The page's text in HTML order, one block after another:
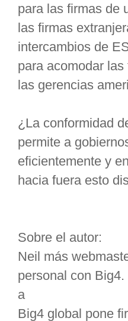
para las firmas de
las firmas
intercambios de
para acomodar
las gerencias
¿La conformidad
permite a
eficientemente y
hacia fuera esto
Sobre el autor:
Neil más
personal con
a
Big4 global pone